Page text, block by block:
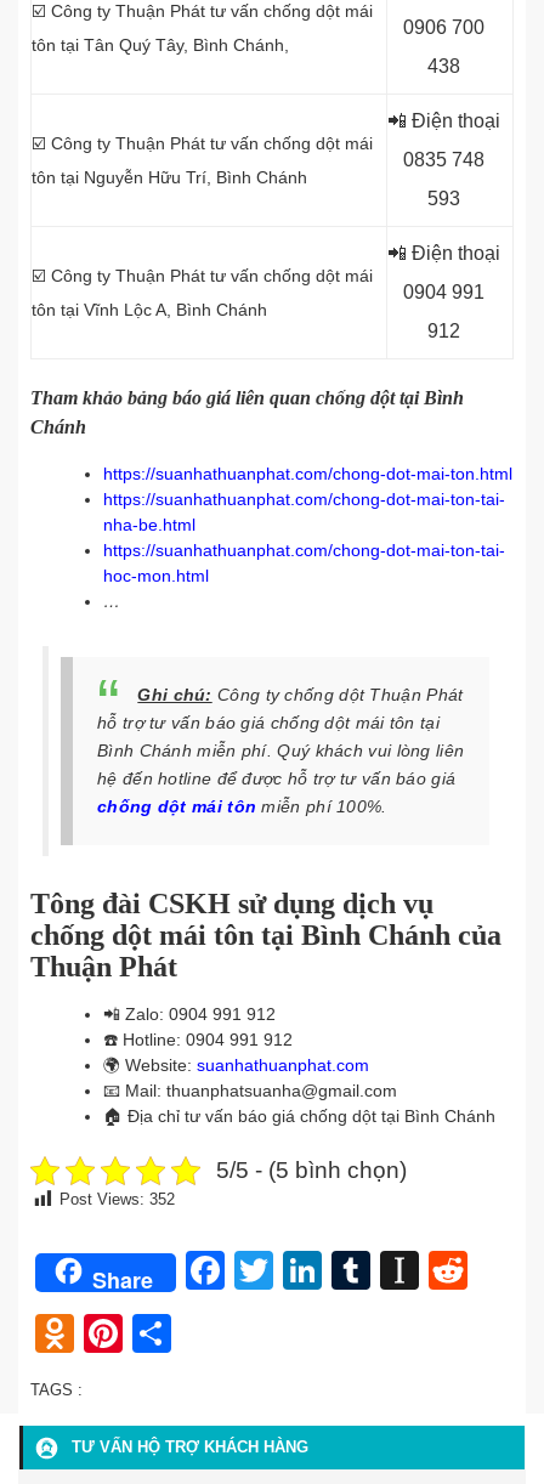
☑️ Công ty Thuận Phát tư vấn chống dột mái
tôn tại Tân Quý Tây, Bình Chánh,
0906 700
438
☑️ Công ty Thuận Phát tư vấn chống dột mái
tôn tại Nguyễn Hữu Trí, Bình Chánh
📲 Điện thoại
0835 748
593
☑️ Công ty Thuận Phát tư vấn chống dột mái
tôn tại Vĩnh Lộc A, Bình Chánh
📲 Điện thoại
0904 991
912
Tham khảo bảng báo giá liên quan chống dột tại Bình
Chánh
https://suanhathuanphat.com/chong-dot-mai-ton.html
https://suanhathuanphat.com/chong-dot-mai-ton-tai-
nha-be.html
https://suanhathuanphat.com/chong-dot-mai-ton-tai-
hoc-mon.html
…
Ghi chú: Công ty chống dột Thuận Phát
hỗ trợ tư vấn báo giá chống dột mái tôn tại
Bình Chánh miễn phí. Quý khách vui lòng liên
hệ đến hotline để được hỗ trợ tư vấn báo giá
chống dột mái tôn miễn phí 100%.
Tông đài CSKH sử dụng dịch vụ
chống dột mái tôn tại Bình Chánh của
Thuận Phát
📲 Zalo: 0904 991 912
☎️ Hotline: 0904 991 912
🌍 Website: suanhathuanphat.com
📧 Mail: thuanphatsuanha@gmail.com
🏠 Địa chỉ tư vấn báo giá chống dột tại Bình Chánh
5/5 - (5 bình chọn)
Post Views: 352
Share Facebook
TwitterLinkedIn
Tumblr
Odnoklassniki
Pinterest
TAGS :
TƯ VẤN HỘ TRỢ KHÁCH HÀNG